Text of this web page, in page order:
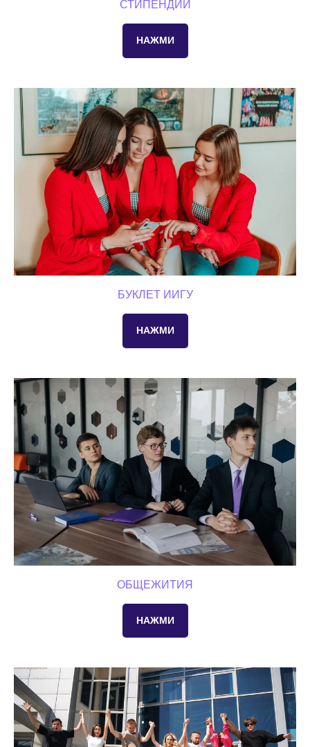
СТИПЕНДИИ
НАЖМИ
БУКЛЕТ ИИГУ
НАЖМИ
ОБЩЕЖИТИЯ
НАЖМИ